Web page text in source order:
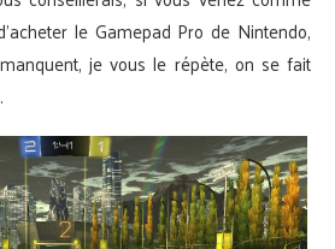
le Gamepad Pro de Nintendo,
je vous le répète, on se fait